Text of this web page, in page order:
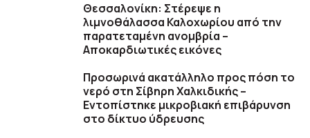
Θεσσαλονίκη: Στέρεψε η
λιμνοθάλασσα Καλοχωρίου από την
παρατεταμένη ανομβρία –
Αποκαρδιωτικές εικόνες
Προσωρινά ακατάλληλο προς πόση το
νερό στη Σίβηρη Χαλκιδικής –
Εντοπίστηκε μικροβιακή επιβάρυνση
στο δίκτυο ύδρευσης